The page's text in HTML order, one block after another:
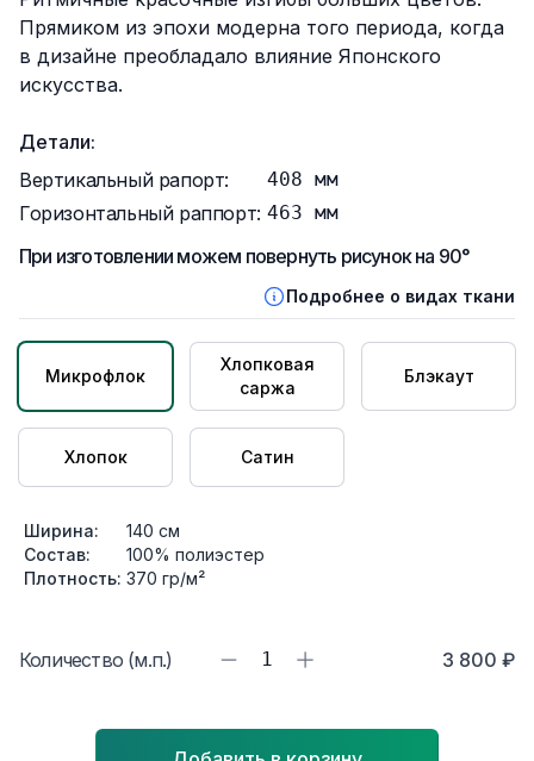
Прямиком из эпохи модерна того периода, когда
в дизайне преобладало влияние Японского
искусства.
Детали:
Вертикальный рапорт:
408 мм
Горизонтальный раппорт: 463 мм
При изготовлении можем повернуть рисунок на 90°
Подробнее о видах ткани
Микрофлок
Хлопковая
саржа
Блэкаут
Хлопок Сатин
Ширина: 140 см
Состав:
100% полиэстер
Плотность: 370 гр/м²
Количество (м.п.) 1 3 800 ₽